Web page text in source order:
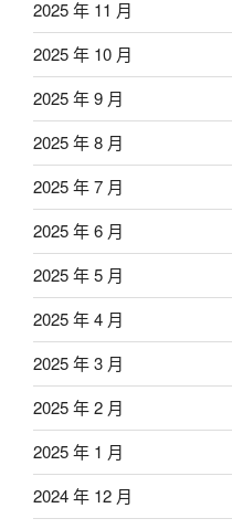
2025 年 11 月
2025 年 10 月
2025 年 9 月
2025 年 8 月
2025 年 7 月
2025 年 6 月
2025 年 5 月
2025 年 4 月
2025 年 3 月
2025 年 2 月
2025 年 1 月
2024 年 12 月